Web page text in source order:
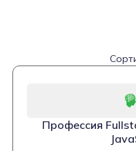
Профессия